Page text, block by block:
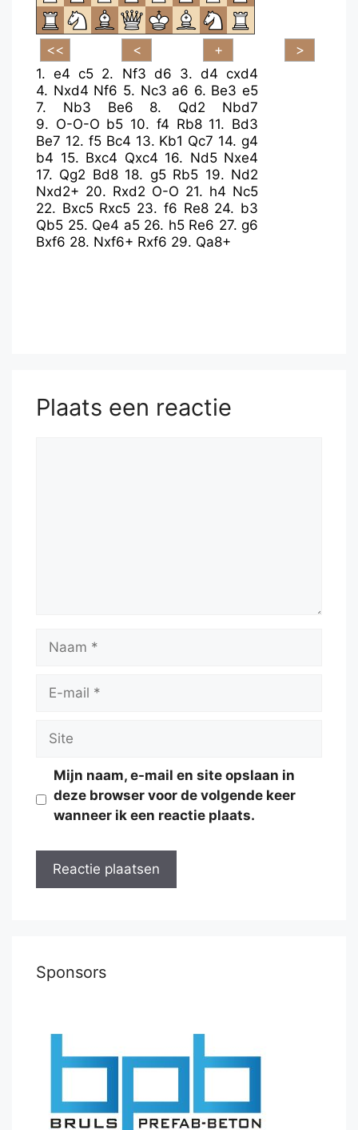
1.e4 c5 2. Nf3 d6 3. d4 cxd4
4. Nxd4 Nf6 5. Nc3 a6 6. Be3 e5
7. Nb3 Be6 8. Qd2
Nbd7
9. O-O-O b5 10. f4 Rb8 11. Bd3
Be7 12. f5 Bc4 13. Kb1 Qc7 14. g4
b4 15. Bxc4 Qxc4 16. Nd5 Nxe4
17. Qg2 Bd8 18. g5 Rb5 19. Nd2
Nxd2+ 20. Rxd2 O-O 21. h4 Nc5
22. Bxc5 Rxc5 23. f6 Re8 24. b3
Qb5 25. Qe4 a5 26. h5 Re6 27. g6
Bxf6 28. Nxf6+ Rxf6 29. Qa8+
Plaats een reactie
Naam
Site
Mijn naam, e-mail en site opslaan in
deze browser voor de volgende keer
wanneer ik een reactie plaats.
Sponsors